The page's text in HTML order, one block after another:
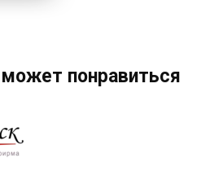
понравиться